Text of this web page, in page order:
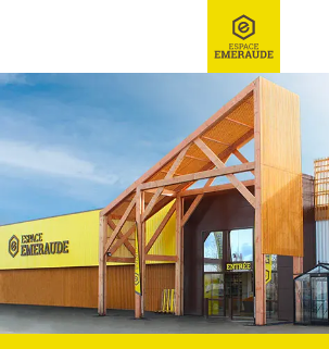
Ex : Robot tondeuse, ...
Equipement agraire
CHAMBRE À AIR
Affiner